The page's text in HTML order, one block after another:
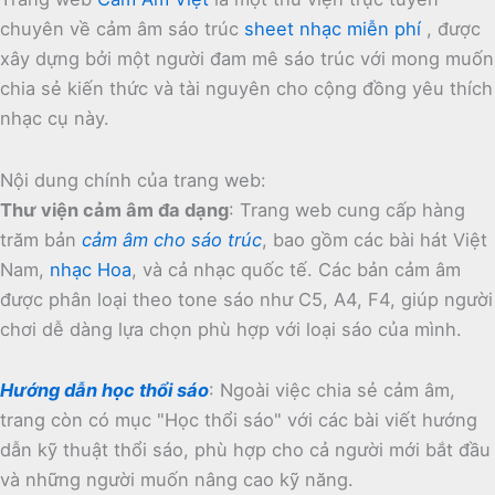
chuyên về cảm âm sáo trúc sheet nhạc miễn phí , được
xây dựng bởi một người đam mê sáo trúc với mong muốn
chia sẻ kiến thức và tài nguyên cho cộng đồng yêu thích
nhạc cụ này.
Nội dung chính của trang web:
Thư viện cảm âm đa dạng: Trang web cung cấp hàng
trăm bản cảm âm cho sáo trúc, bao gồm các bài hát Việt
Nam, nhạc Hoa, và cả nhạc quốc tế. Các bản cảm âm
được phân loại theo tone sáo như C5, A4, F4, giúp người
chơi dễ dàng lựa chọn phù hợp với loại sáo của mình.
Hướng dẫn học thổi sáo: Ngoài việc chia sẻ cảm âm,
trang còn có mục "Học thổi sáo" với các bài viết hướng
dẫn kỹ thuật thổi sáo, phù hợp cho cả người mới bắt đầu
và những người muốn nâng cao kỹ năng.